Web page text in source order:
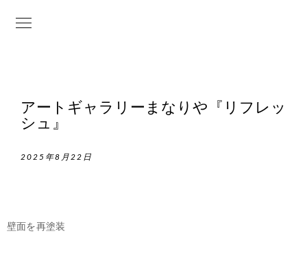
アートギャラリーまなりや『リフレッ
シュ』
2025年8月22日
壁面を再塗装